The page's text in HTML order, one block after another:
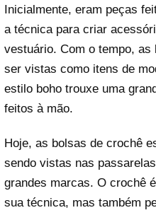
Inicialmente, eram peças
a técnica para criar
vestuário. Com o tempo,
ser vistas como itens de
estilo boho trouxe uma
feitos à mão.
Hoje, as bolsas de crochê
sendo vistas nas
grandes marcas. O crochê
sua técnica, mas também